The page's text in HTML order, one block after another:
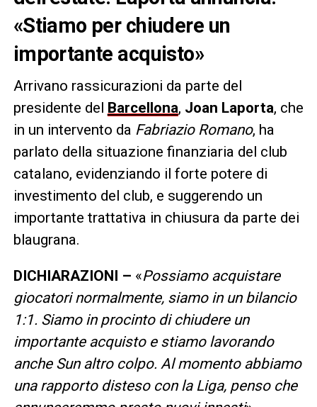
«Stiamo per chiudere un
importante acquisto»
Arrivano rassicurazioni da parte del
presidente del Barcellona, Joan Laporta, che
in un intervento da Fabriazio Romano, ha
parlato della situazione finanziaria del club
catalano, evidenziando il forte potere di
investimento del club, e suggerendo un
importante trattativa in chiusura da parte dei
blaugrana.
DICHIARAZIONI – «Possiamo acquistare
giocatori normalmente, siamo in un bilancio
1:1. Siamo in procinto di chiudere un
importante acquisto e stiamo lavorando
anche Sun altro colpo. Al momento abbiamo
una rapporto disteso con la Liga, penso che